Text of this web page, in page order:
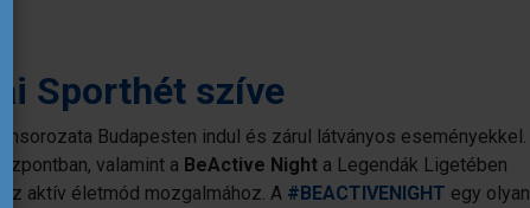
Sporthét szíve
Budapesten indul és zárul látványos eseményekkel.
valamint a BeActive Night a Legendák Ligetében
aktív életmód mozgalmához. A #BEACTIVENIGHT egy olyan